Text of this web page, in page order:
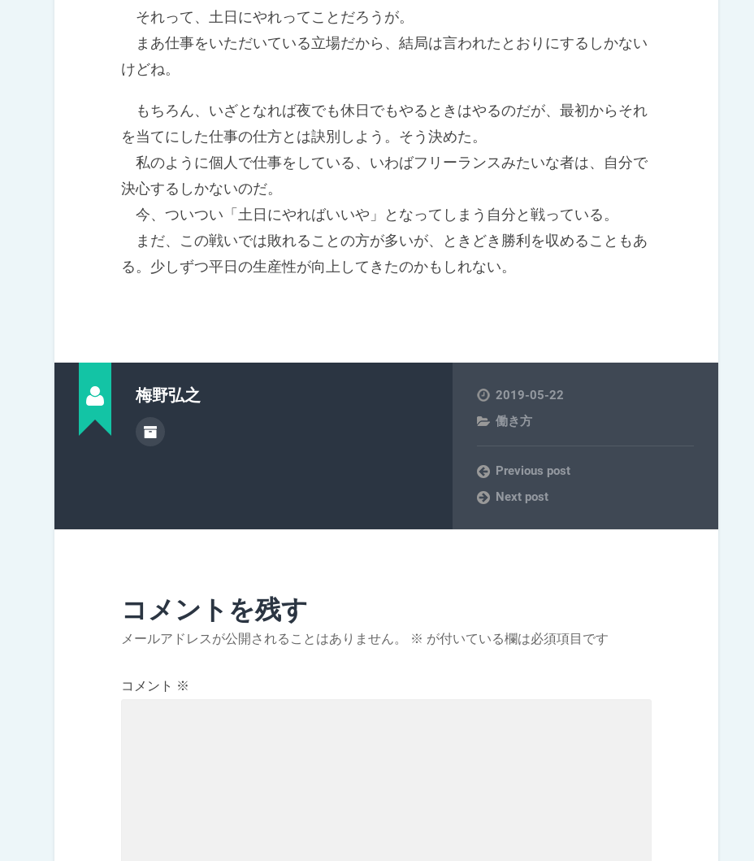
それって、土日にやれってことだろうが。
まあ仕事をいただいている立場だから、結局は言われたとおりにするしかない
けどね。
もちろん、いざとなれば夜でも休日でもやるときはやるのだが、最初からそれ
を当てにした仕事の仕方とは訣別しよう。そう決めた。
私のように個人で仕事をしている、いわばフリーランスみたいな者は、自分で
決心するしかないのだ。
今、ついつい「土日にやればいいや」となってしまう自分と戦っている。
まだ、この戦いでは敗れることの方が多いが、ときどき勝利を収めることもあ
る。少しずつ平日の生産性が向上してきたのかもしれない。
梅野弘之
2019-05-22
働き方
Previous post
Next post
コメントを残す
メールアドレスが公開されることはありません。 ※ が付いている欄は必須項目です
コメント ※